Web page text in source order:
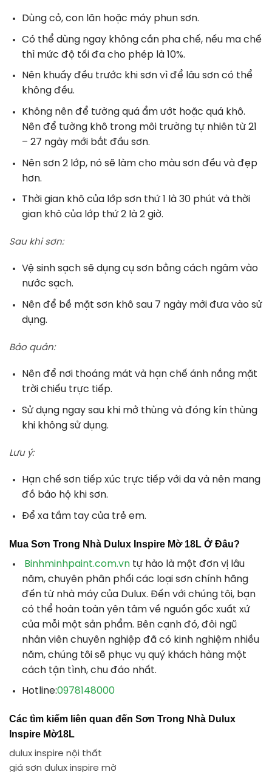
Dùng cỏ, con lăn hoặc máy phun sơn.
Có thể dùng ngay không cần pha chế, nếu ma chế
thì mức độ tối đa cho phép là 10%.
Nên khuấy đều trước khi sơn vì để lâu sơn có thể
không đều.
Không nên để tường quá ẩm ướt hoặc quá khô.
Nên để tường khô trong môi trường tự nhiên từ 21
– 27 ngày mới bắt đầu sơn.
Nên sơn 2 lớp, nó sẽ làm cho màu sơn đều và đẹp
hơn.
Thời gian khô của lớp sơn thứ 1 là 30 phút và thời
gian khô của lớp thứ 2 là 2 giờ.
Sau khi sơn:
Vệ sinh sạch sẽ dụng cụ sơn bằng cách ngâm vào
nước sạch.
Nên để bề mặt sơn khô sau 7 ngày mới đưa vào sử
dụng.
Bảo quản:
Nên để nơi thoáng mát và hạn chế ánh nắng mặt
trời chiếu trực tiếp.
Sử dụng ngay sau khi mở thùng và đóng kín thùng
khi không sử dụng.
Lưu ý:
Hạn chế sơn tiếp xúc trực tiếp với da và nên mang
đồ bảo hộ khi sơn.
Để xa tầm tay của trẻ em.
Mua Sơn Trong Nhà Dulux Inspire Mờ 18L Ở Đâu?
Binhminhpaint.com.vntự hào là một đơn vị lâu
năm, chuyên phân phối các loại sơn chính hãng
đến từ nhà máy của Dulux. Đến với chúng tôi, bạn
có thể hoàn toàn yên tâm về nguồn gốc xuất xứ
của mỗi một sản phẩm. Bên cạnh đó, đôi ngũ
nhân viên chuyên nghiệp đã có kinh nghiệm nhiều
năm, chúng tôi sẽ phục vụ quý khách hàng một
cách tận tình, chu đáo nhất.
Hotline:0978148000
Các tìm kiếm liên quan đến Sơn Trong Nhà Dulux
Inspire Mờ18L
dulux inspire nội thất
giá sơn dulux inspire mờ